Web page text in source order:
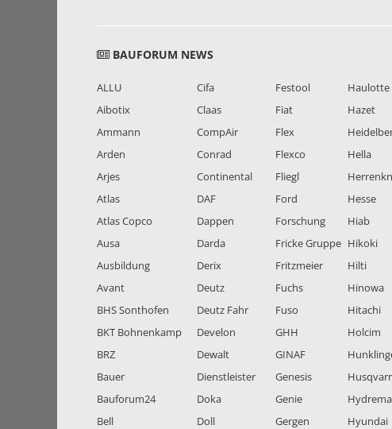
BAUFORUM NEWS
ALLU
Aibotix
Ammann
Arden
Arjes
Atlas
Atlas Copco
Ausa
Ausbildung
Avant
BHS Sonthofen
BKT Bohnenkamp
BRZ
Bauer
Bauforum24
Bell
Cifa
Claas
CompAir
Conrad
Continental
DAF
Dappen
Darda
Derix
Deutz
Deutz Fahr
Develon
Dewalt
Dienstleister
Doka
Doll
Festool
Fiat
Flex
Flexco
Fliegl
Ford
Forschung
Fricke Gruppe
Fritzmeier
Fuchs
Fuso
GHH
GINAF
Genesis
Genie
Gergen
Haulotte
Hazet
Hella
Hesse
Hiab
Hikoki
Hilti
Hinowa
Hitachi
Holcim
Hydrema
Hyundai